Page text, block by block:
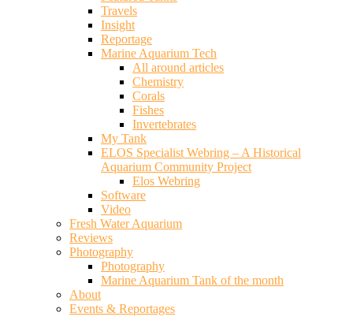
Travels
Insight
Reportage
Marine Aquarium Tech
All around articles
Chemistry
Corals
Fishes
Invertebrates
My Tank
ELOS Specialist Webring – A Historical
Aquarium Community Project
Elos Webring
Software
Video
Fresh Water Aquarium
Reviews
Photography
Photography
Marine Aquarium Tank of the month
About
Events & Reportages